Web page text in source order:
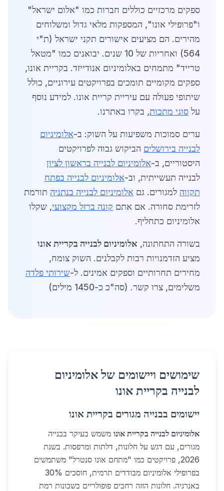
ספקים מרכזיים כוללים חברות כמו "אלום ישראל"
ו"פרופילי אונו", המספקות מלאי גדול ומשלוחים
מהירים. הם מציעים אישורים תקני ישראל (ת"י
564) ואחריות של 10 שנים. יבואנים כמו "מטאל
טרייד" מתמחים באלומיניום אנודייזד. בקריית אונו,
ספקים מקומיים תומכים בפרויקטים עירוניים, כולל
שיתופי פעולה עם עיריית קריית אונו. למידע נוסף
על סוגי מתכות, בקרו באתרנו.
ערים סמוכות משפיעות על השוק: ב-אלומיניום
לבנייה בירושלים הביקוש גבוה לפרויקטים
היסטוריים, ב-אלומיניום לבנייה בראשון לציון
לבנייה תעשייתית, וב-אלומיניום לבנייה בפתח
תקווה למגורים. גם אלומיניום לבנייה בנתניה תורמת
לזרימת סחורה. אם אתם קונה ברזל מקצועי, שקלו
אלומיניום כתחליף.
בשורה התחתונה, אלומיניום לבנייה בקריית אונו
מציע הזדמנויות רבות לקבלנים. השוק צומח,
מחירים תחרותיים וספקים אמינים. ל-שירותי פלדה
משלימים, צרו קשר. (סה"כ כ-1450 מילים)
שימושים ויישומים של אלומיניום
לבנייה בקריית אונו
יישומים בבנייה מגורים בקריית אונו
אלומיניום לבנייה בקריית אונו משמש בעיקר בבנייה
מגורים, עם דגש על חלונות, דלתות ומרפסות. בשנת
2026, פרויקטים כמו "מתחם אונו סנטרל" משתמשים
בפרופילי אלומיניום מבודדים תרמית, חוסכים 30%
באנרגיה. חלונות הזזה רחבים פופולריים בשכונות רמת